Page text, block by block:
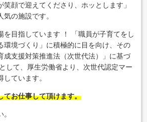
笑顔で迎えてくださり、ホッとします」
の施設です。
を目指しています ！ 「職員が子育てをし
環境づくり」に積極的に目を向け、その
成支援対策推進法（次世代法）」に基づ
して、厚生労働省より、次世代認定マー
ています。
てお仕事して頂けます。